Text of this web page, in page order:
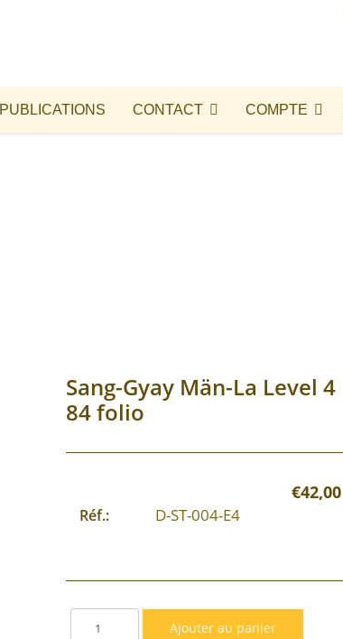
PUBLICATIONS CONTACT COMPTE
Sang-Gyay Män-La Level 4
84 folio
€42,00
Réf.: D-ST-004-E4